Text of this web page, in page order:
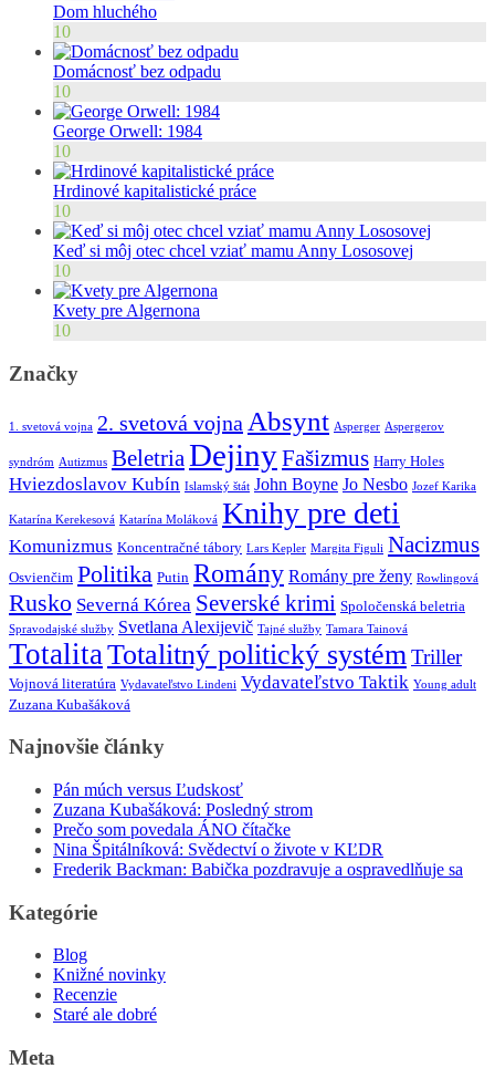
Dom hluchého
10
Domácnosť bez odpadu
10
George Orwell: 1984
10
Hrdinové kapitalistické práce
10
Keď si môj otec chcel vziať mamu Anny Lososovej
10
Kvety pre Algernona
10
Značky
1. svetová vojna 2. svetová vojna Absynt Asperger Aspergerov
syndróm Autizmus BeletriaDejinyFašizmus Harry Holes
Hviezdoslavov Kubín Islamský štát John Boyne Jo Nesbo Jozef Karika
Katarína Kerekesová Katarína Moláková Knihy pre deti
Komunizmus Koncentračné tábory Lars Kepler Margita Figuli Nacizmus
Osvienčim Politika Putin Romány Romány pre ženy Rowlingová
Rusko Severná Kórea Severské krimi Spoločenská beletria
Spravodajské služby Svetlana Alexijevič Tajné služby Tamara Tainová
TotalitaTotalitný politický systémTriller
Vojnová literatúra Vydavateľstvo Lindeni Vydavateľstvo Taktik Young adult
Zuzana Kubašáková
Najnovšie články
Pán múch versus Ľudskosť
Zuzana Kubašáková: Posledný strom
Prečo som povedala ÁNO čítačke
Nina Špitálníková: Svědectví o živote v KĽDR
Frederik Backman: Babička pozdravuje a ospravedlňuje sa
Kategórie
Blog
Knižné novinky
Recenzie
Staré ale dobré
Meta